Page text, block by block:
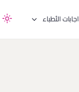
اجابات الأطباء